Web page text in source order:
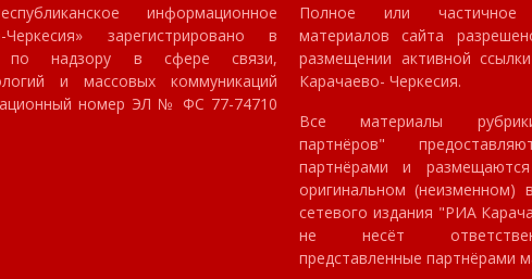
информационное
Черкесия» зарегистрировано в
по надзору в сфере связи,
и массовых коммуникаций
номер ЭЛ № ФС 77-74710
Полное или частичное
материалов сайта
размещении активной
Карачаево- Черкесия.
Все материалы
партнёров"
партнёрами и
оригинальном (неизменном)
сетевого издания "РИА
не несёт
представленные партнёрами